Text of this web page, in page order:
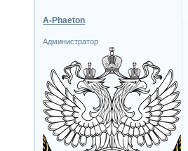
A-Phaeton
Администратор